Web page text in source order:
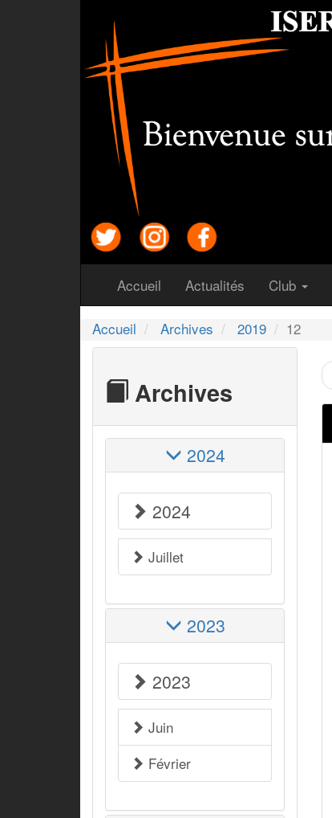
Accueil (courant)
Actualités (courant)
Club
Accueil Archives 2019 12
Archives
2024
2024
Juillet
2023
2023
Juin
Février